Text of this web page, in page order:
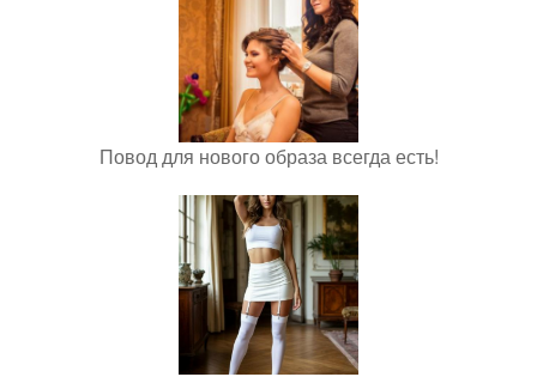
Повод для нового образа всегда есть!